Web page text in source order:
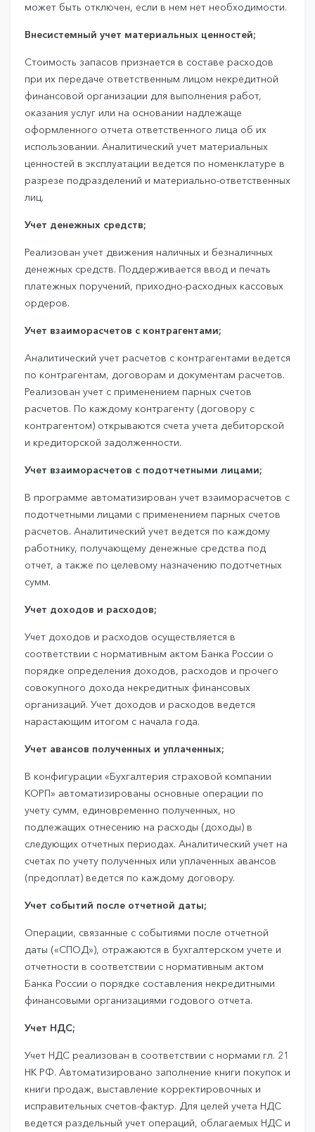
может быть отключен, если в нем нет необходимости.
Внесистемный учет материальных ценностей;
Стоимость запасов признается в составе расходов
при их передаче ответственным лицом некредитной
финансовой организации для выполнения работ,
оказания услуг или на основании надлежаще
оформленного отчета ответственного лица об их
использовании. Аналитический учет материальных
ценностей в эксплуатации ведется по номенклатуре в
разрезе подразделений и материально-ответственных
лиц.
Учет денежных средств;
Реализован учет движения наличных и безналичных
денежных средств. Поддерживается ввод и печать
платежных поручений, приходно-расходных кассовых
ордеров.
Учет взаиморасчетов с контрагентами;
Аналитический учет расчетов с контрагентами ведется
по контрагентам, договорам и документам расчетов.
Реализован учет с применением парных счетов
расчетов. По каждому контрагенту (договору с
контрагентом) открываются счета учета дебиторской
и кредиторской задолженности.
Учет взаиморасчетов с подотчетными лицами;
В программе автоматизирован учет взаиморасчетов с
подотчетными лицами с применением парных счетов
расчетов. Аналитический учет ведется по каждому
работнику, получающему денежные средства под
отчет, а также по целевому назначению подотчетных
сумм.
Учет доходов и расходов;
Учет доходов и расходов осуществляется в
соответствии с нормативным актом Банка России о
порядке определения доходов, расходов и прочего
совокупного дохода некредитных финансовых
организаций. Учет доходов и расходов ведется
нарастающим итогом с начала года.
Учет авансов полученных и уплаченных;
В конфигурации «Бухгалтерия страховой компании
КОРП» автоматизированы основные операции по
учету сумм, единовременно полученных, но
подлежащих отнесению на расходы (доходы) в
следующих отчетных периодах. Аналитический учет на
счетах по учету полученных или уплаченных авансов
(предоплат) ведется по каждому договору.
Учет событий после отчетной даты;
Операции, связанные с событиями после отчетной
даты («СПОД»), отражаются в бухгалтерском учете и
отчетности в соответствии с нормативным актом
Банка России о порядке составления некредитными
финансовыми организациями годового отчета.
Учет НДС;
Учет НДС реализован в соответствии с нормами гл. 21
НК РФ. Автоматизировано заполнение книги покупок и
книги продаж, выставление корректировочных и
исправительных счетов-фактур. Для целей учета НДС
ведется раздельный учет операций, облагаемых НДС и